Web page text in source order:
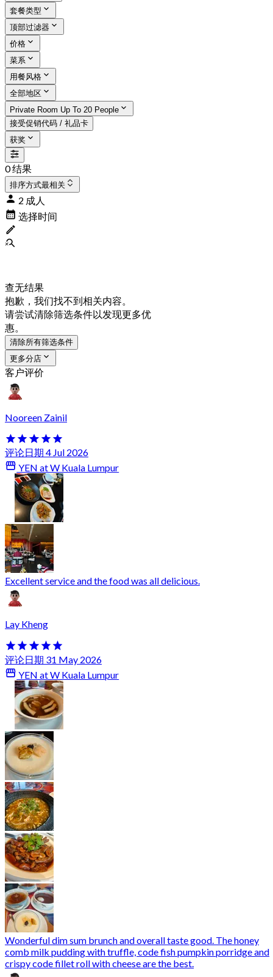
套餐类型
顶部过滤器
价格
菜系
用餐风格
全部地区
Private Room Up To 20 People
接受促销代码 / 礼品卡
获奖
0 结果
排序方式最相关
2 成人
选择时间
查无结果
抱歉，我们找不到相关内容。
请尝试清除筛选条件以发现更多优
惠。
清除所有筛选条件
更多分店
客户评价
Nooreen Zainil
评论日期 4 Jul 2026
YEN at W Kuala Lumpur
Excellent service and the food was all delicious.
Lay Kheng
评论日期 31 May 2026
YEN at W Kuala Lumpur
Wonderful dim sum brunch and overall taste good. The honey
comb milk pudding with truffle, code fish pumpkin porridge and
crispy code fillet roll with cheese are the best.